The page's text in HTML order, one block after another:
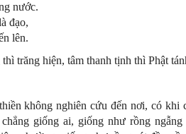
nước.
đạo,
lên.
trăng hiện, tâm thanh tịnh thì Phật
không nghiên cứu đến nơi, có
giống ai, giống như rồng